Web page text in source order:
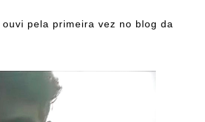
pela primeira vez no blog da